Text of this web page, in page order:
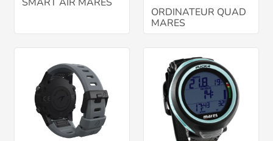
ORDINATEUR QUAD
MARES